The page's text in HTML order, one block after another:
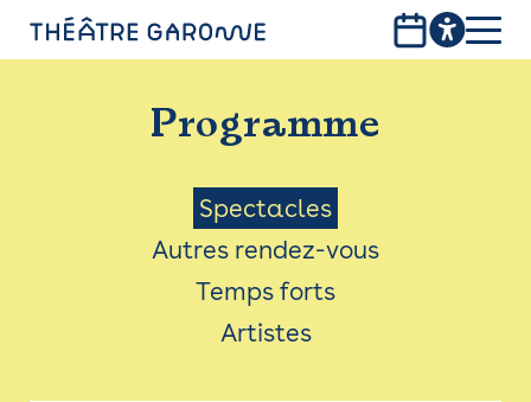
PROGRAMME
INFOS PRATIQUES
AVEC LES PUBLICS
ACCESSIBILITÉ
LES PRODUCTIONS
Programme
Menu
Saison
Spectacles
Autres rendez-vous
Temps forts
Artistes